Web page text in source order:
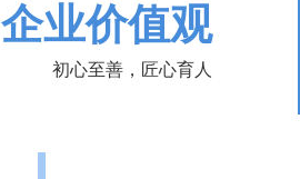
企业价值观
初心至善，匠心育人